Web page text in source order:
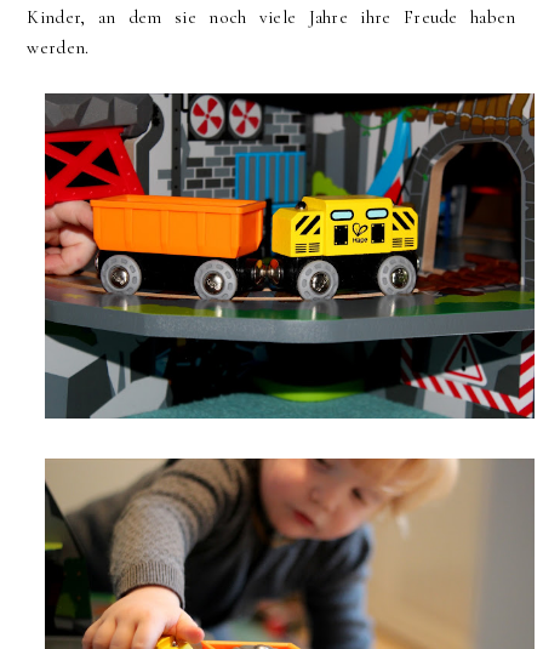
Kinder, an dem sie noch viele Jahre ihre Freude haben
werden.